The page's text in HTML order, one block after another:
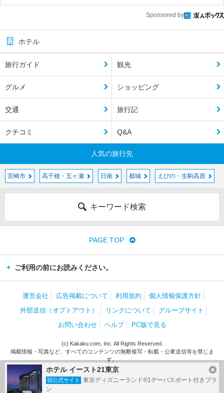
Sponsored by
ホテル イースト21東京
宿公式サイト
東京ディズニーランド®1デーパスポート付きプラ
ン
ホテル
旅行ガイド 観光
グルメ ショッピング
交通 旅行記
クチコミ Q&A
人気の旅行先
宮崎市 高千穂・五ヶ瀬 日南 都城 えびの・生駒高原
キーワード検索
PAGE TOP
ご利用の前にお読みください。
運営会社 広告掲載について 利用規約
個人情報保護方針
外部送信（オプトアウト）
リンクについて
グループサイト
お問い合わせ
ヘルプ PC版で見る
(c) Kakaku.com, Inc. All Rights Reserved.
掲載情報・写真など、すべてのコンテンツの無断複写・転載・公衆送信等を禁じま
す。